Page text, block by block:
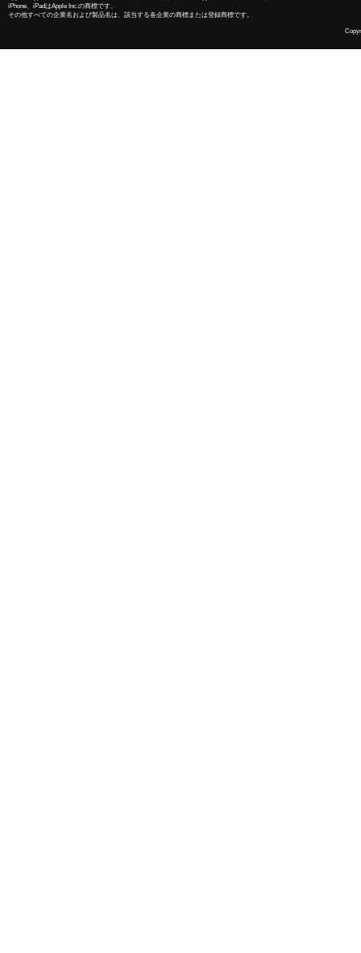
iPhone、iPadはApple Inc.の商標です。
その他すべての企業名および製品名は、該当する各企業の商標または登録商標です。